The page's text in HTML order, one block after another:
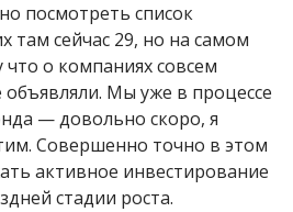
посмотреть список
там сейчас 29, но на самом
о компаниях совсем
Мы уже в процессе
— довольно скоро, я
Совершенно точно в этом
активное инвестирование
стадии роста.